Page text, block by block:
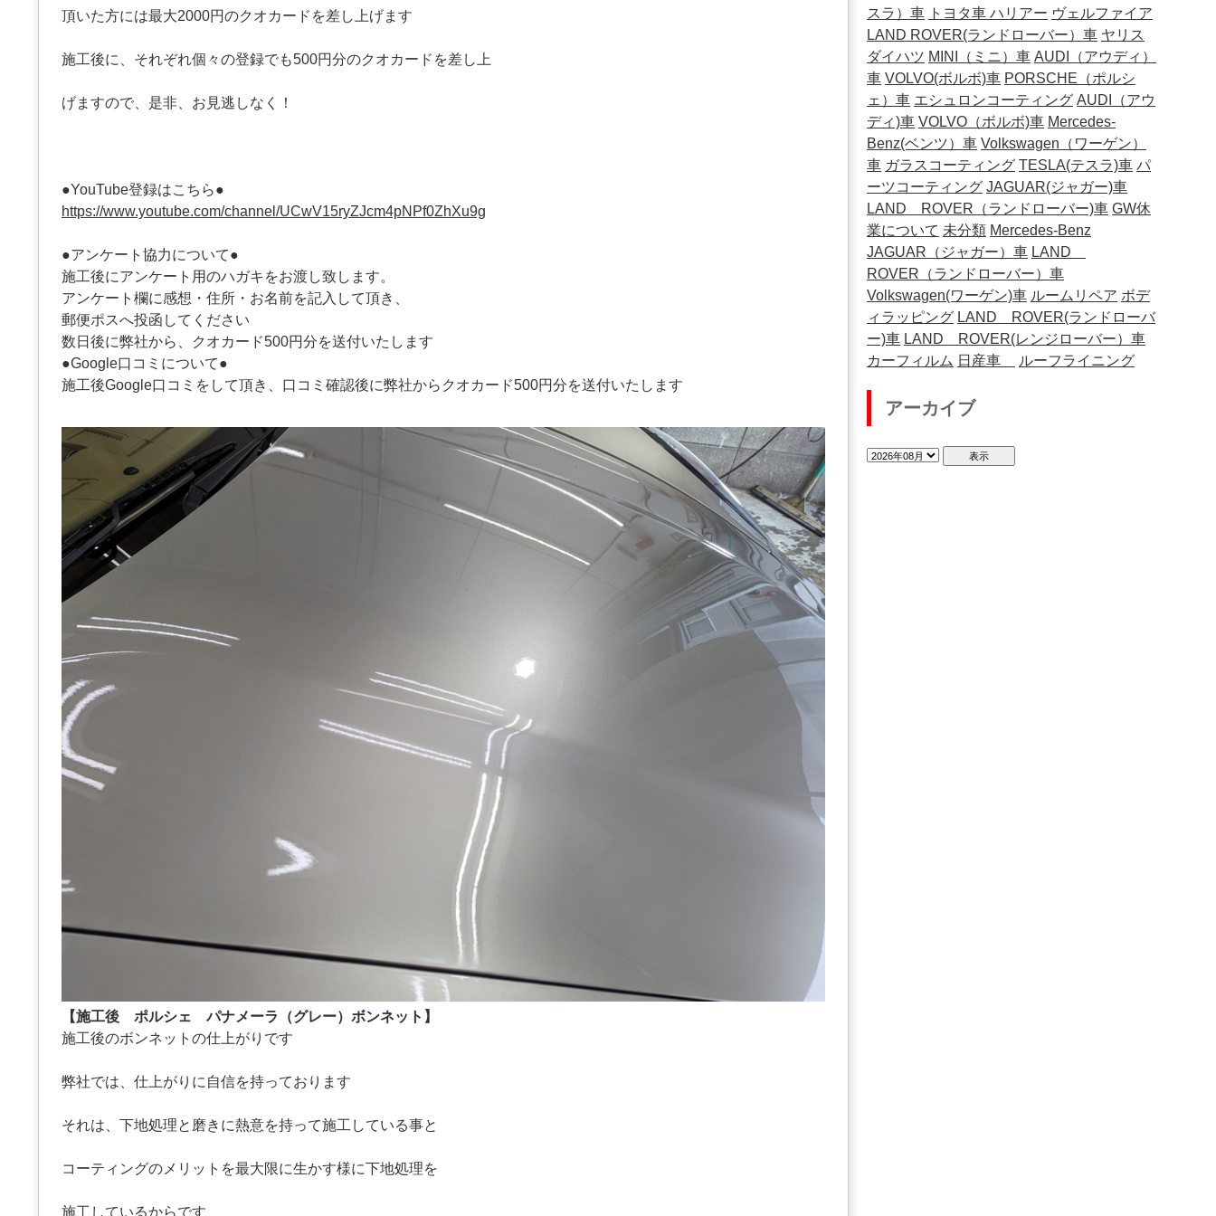
頂いた方には最大2000円のクオカードを差し上げます
施工後に、それぞれ個々の登録でも500円分のクオカードを差し上
げますので、是非、お見逃しなく！
●YouTube登録はこちら●
https://www.youtube.com/channel/UCwV15ryZJcm4pNPf0ZhXu9g
●アンケート協力について●
施工後にアンケート用のハガキをお渡し致します。
アンケート欄に感想・住所・お名前を記入して頂き、
郵便ポスへ投函してください
数日後に弊社から、クオカード500円分を送付いたします
●Google口コミについて●
施工後Google口コミをして頂き、口コミ確認後に弊社からクオカード500円分を送付いたします
【施工後 ポルシェ パナメーラ（グレー）ボンネット】
施工後のボンネットの仕上がりです
弊社では、仕上がりに自信を持っております
それは、下地処理と磨きに熱意を持って施工している事と
コーティングのメリットを最大限に生かす様に下地処理を
施工しているからです
スラ）車 トヨタ車 ハリアー ヴェルファイア
LAND ROVER(ランドローバー）車 ヤリス
ダイハツ MINI（ミニ）車 AUDI（アウディ）
車 VOLVO(ボルボ)車 PORSCHE（ポルシ
ェ）車 エシュロンコーティング AUDI（アウ
ディ)車 VOLVO（ボルボ)車 Mercedes-
Benz(ベンツ）車 Volkswagen（ワーゲン）
車 ガラスコーティング TESLA(テスラ)車 パ
ーツコーティング JAGUAR(ジャガー)車
LAND ROVER（ランドローバー)車 GW休
業について 未分類 Mercedes-Benz
JAGUAR（ジャガー）車 LAND
ROVER（ランドローバー）車
Volkswagen(ワーゲン)車 ルームリペア ボデ
ィラッピング LAND ROVER(ランドローバ
ー)車 LAND ROVER(レンジローバー）車
カーフィルム 日産車 ルーフライニング
アーカイブ